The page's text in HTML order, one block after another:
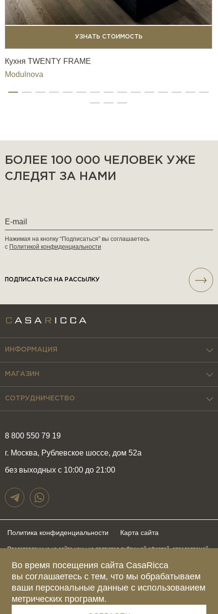
УЗНАТЬ СТОИМОСТЬ
Кухня TWENTY FRAME
Modulnova
Во время посещения сайта CasaRicca
вы соглашаетесь с тем, что мы обрабатываем
ваши персональные данные с использованием
метрических программ.
БОЛЕЕ 100 000 ЧЕЛОВЕК УЖЕ
СЛЕДЯТ ЗА НАМИ
Нажимая на кнопку “Подписаться” вы соглашаетесь
с Политикой конфиденциальности
ПОДПИСАТЬСЯ НА РАССЫЛКУ
8 800 550 79 19
г. Москва, Рублевское шоссе, дом 52а
без выходных с 10:00 до 21:00
ИНФОРМАЦИЯ
МАГАЗИН
СОТРУДНИЧЕСТВО
Политика конфиденциальности Карта сайта
Представленные на сайте цены не являются публичной офертой, определяемой
быть изменены в любое время без предупреждения. Для получения актуальной и
подробной информации о стоимости, сроках и условиях поставки просьба
обращаться к менеджерам по указанным выше телефонам
Зарегистрированное название компании